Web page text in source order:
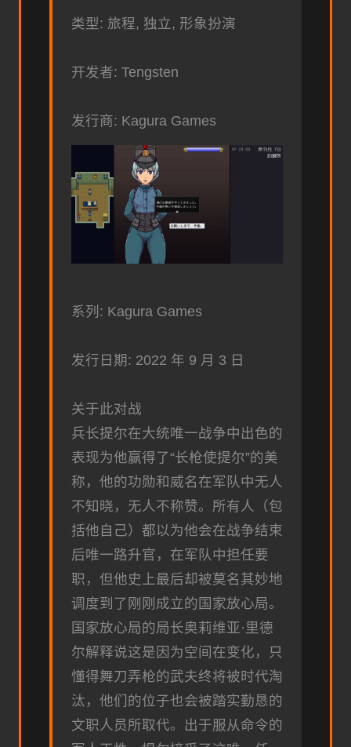
类型: 旅程, 独立, 形象扮演
开发者: Tengsten
发行商: Kagura Games
系列: Kagura Games
发行日期: 2022 年 9 月 3 日
关于此对战
兵长提尔在大统唯一战争中出色的
表现为他赢得了“长枪使提尔”的美
称，他的功勋和威名在军队中无人
不知晓，无人不称赞。所有人（包
括他自己）都以为他会在战争结束
后唯一路升官，在军队中担任要
职，但他史上最后却被莫名其妙地
调度到了刚刚成立的国家放心局。
国家放心局的局长奥莉维亚·里德
尔解释说这是因为空间在变化，只
懂得舞刀弄枪的武夫终将被时代淘
汰，他们的位子也会被踏实勤恳的
文职人员所取代。出于服从命令的